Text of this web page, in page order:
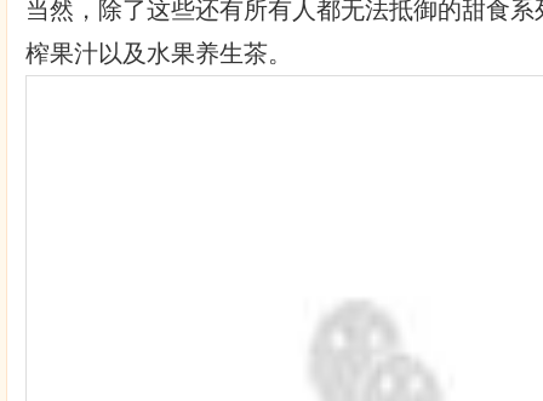
当然，除了这些还有所有人都无法抵御的甜食
榨果汁以及水果养生茶。